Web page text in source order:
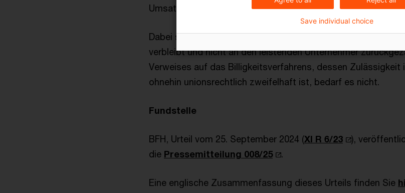
Umsatzsteuer unterworfen.
Dabei spielt es keine Rolle, dass der strafrechtlich
verbleibt und nicht an den leistenden Unternehmer
Verweises auf das Billigkeitsverfahrens, dessen
ohnehin unionsrechtlich zweifelhaft ist, bedarf es nicht.
Fundstelle
BFH, Urteil vom 25. September 2024 (XI R 6/23
),
die Pressemitteilung 008/25 .
Eine englische Zusammenfassung dieses Urteils finden Sie
Save individual choice